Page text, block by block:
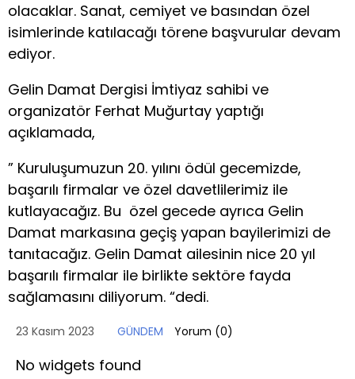
olacaklar. Sanat, cemiyet ve basından özel
isimlerinde katılacağı törene başvurular devam
ediyor.
Gelin Damat Dergisi İmtiyaz sahibi ve
organizatör Ferhat Muğurtay yaptığı
açıklamada,
” Kuruluşumuzun 20. yılını ödül gecemizde,
başarılı firmalar ve özel davetlilerimiz ile
kutlayacağız. Bu özel gecede ayrıca Gelin
Damat markasına geçiş yapan bayilerimizi de
tanıtacağız. Gelin Damat ailesinin nice 20 yıl
başarılı firmalar ile birlikte sektöre fayda
sağlamasını diliyorum. “dedi.
23 Kasım 2023 GÜNDEM Yorum (0)
No widgets found